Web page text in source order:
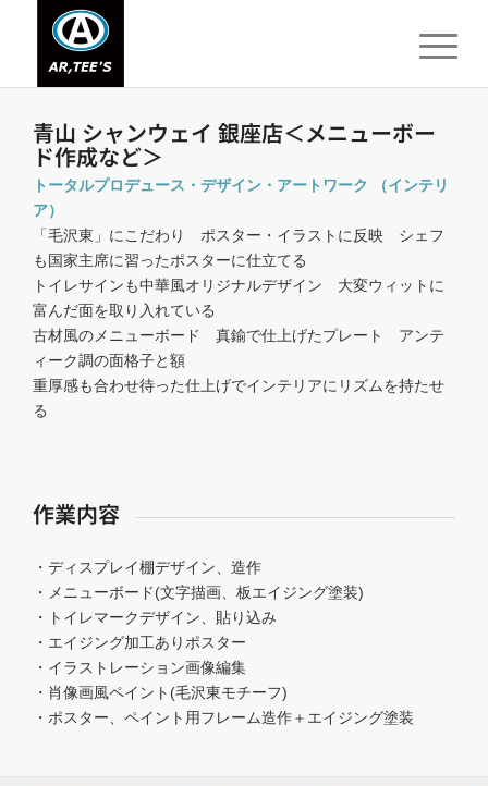
青山 シャンウェイ 銀座店＜メニューボー
ド作成など＞
トータルプロデュース・デザイン・アートワーク （インテリ
ア）
「毛沢東」にこだわり ポスター・イラストに反映 シェフ
も国家主席に習ったポスターに仕立てる
トイレサインも中華風オリジナルデザイン 大変ウィットに
富んだ面を取り入れている
古材風のメニューボード 真鍮で仕上げたプレート アンテ
ィーク調の面格子と額
重厚感も合わせ待った仕上げでインテリアにリズムを持たせ
る
作業内容
・ディスプレイ棚デザイン、造作
・メニューボード(文字描画、板エイジング塗装)
・トイレマークデザイン、貼り込み
・エイジング加工ありポスター
・イラストレーション画像編集
・肖像画風ペイント(毛沢東モチーフ)
・ポスター、ペイント用フレーム造作＋エイジング塗装